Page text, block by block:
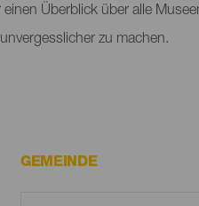
Überblick über alle
zu machen.
GEMEINDE